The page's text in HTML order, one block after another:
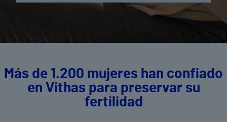
Más de 1.200 mujeres han confiado
en Vithas para preservar su
fertilidad